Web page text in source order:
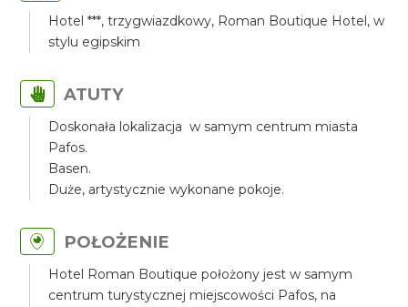
Hotel ***, trzygwiazdkowy, Roman Boutique Hotel, w
stylu egipskim
ATUTY
Doskonała lokalizacja w samym centrum miasta
Pafos.
Basen.
Duże, artystycznie wykonane pokoje.
POŁOŻENIE
Hotel Roman Boutique położony jest w samym
centrum turystycznej miejscowości Pafos, na